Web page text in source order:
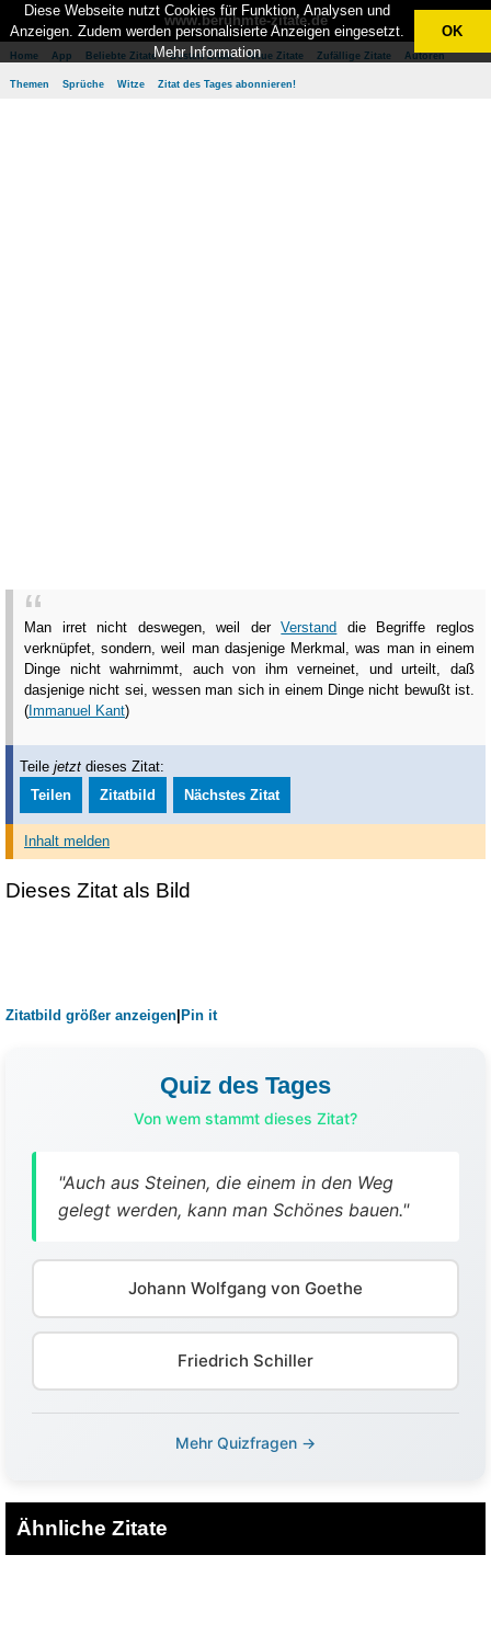
www.berühmte-zitate.de
Home App Beliebte Zitate Besten Zitate Neue Zitate Zufällige Zitate Autoren
Themen Sprüche Witze Zitat des Tages abonnieren!
Man irret nicht deswegen, weil derVerstand die Begriffe reglos
verknüpfet, sondern, weil man dasjenige Merkmal, was man in einem
Dinge nicht wahrnimmt, auch von ihm verneinet, und urteilt, daß
dasjenige nicht sei, wessen man sich in einem Dinge nicht bewußt ist.
( Immanuel Kant)
Teilejetzt dieses Zitat:
Teilen
Zitatbild Nächstes Zitat
Inhalt melden
Dieses Zitat als Bild
Zitatbild größer anzeigen Pin it
Quiz des Tages
Von wem stammt dieses Zitat?
"Auch aus Steinen, die einem in den Weg
gelegt werden, kann man Schönes bauen."
Johann Wolfgang von Goethe
Friedrich Schiller
Mehr Quizfragen →
Ähnliche Zitate
Diese Webseite nutzt Cookies für Funktion, Analysen und
Anzeigen. Zudem werden personalisierte Anzeigen eingesetzt.
Mehr Information
OK